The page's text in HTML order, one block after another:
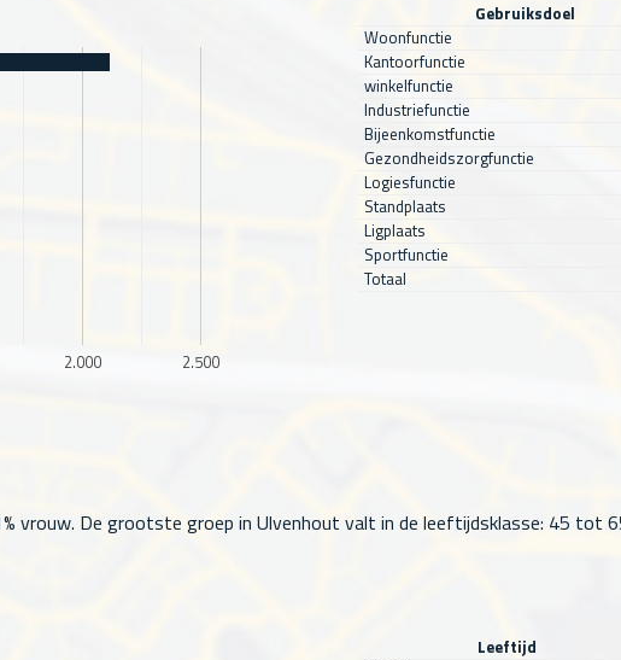
2.000 2.500
Gebruiksdoel
Woonfunctie
Kantoorfunctie
winkelfunctie
Industriefunctie
Bijeenkomstfunctie
Gezondheidszorgfunctie
Logiesfunctie
Standplaats
Ligplaats
Sportfunctie
Totaal
vrouw. De grootste groep in Ulvenhout valt in de leeftijdsklasse: 45 tot
Leeftijd